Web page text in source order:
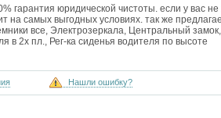
гарантия юридической чистоты. если у вас
на самых выгодных условиях. так же
все, Электрозеркала, Центральный
в 2х пл., Рег-ка сиденья водителя по высоте
Нашли ошибку?